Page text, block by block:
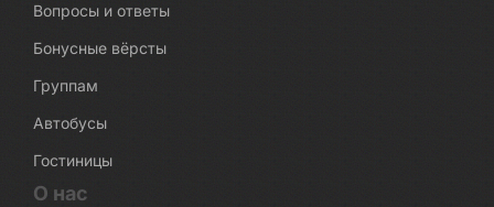
Вопросы и ответы
Бонусные вёрсты
Группам
Автобусы
Гостиницы
О нас